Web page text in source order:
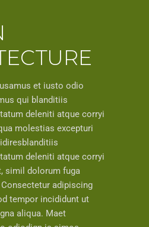
et iusto odio
qui blanditiis
deleniti atque corryi
molestias excepturi
deleniti atque corryi
simil dolorum fuga
adipiscing
tempor incididunt ut
aliqua. Maet